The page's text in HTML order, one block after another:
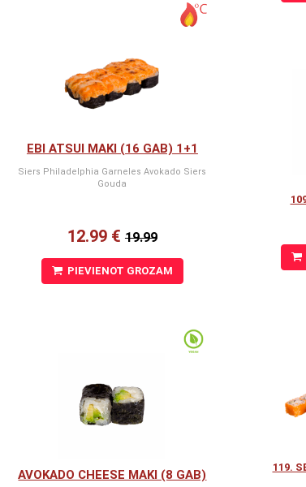
119.
EBI ATSUI MAKI (16 GAB) 1+1
Siers Philadelphia Garneles Avokado Siers
Gouda
12.99 € 19.99
PIEVIENOT GROZAM
AVOKADO CHEESE MAKI (8 GAB)